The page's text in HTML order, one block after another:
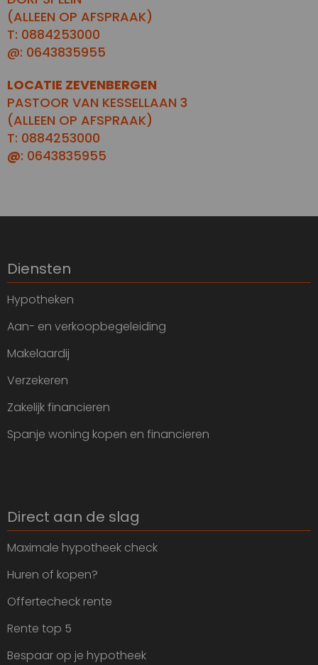
(ALLEEN OP AFSPRAAK)
T: 0884253000
@: 0643835955
LOCATIE ZEVENBERGEN
PASTOOR VAN KESSELLAAN 3
(ALLEEN OP AFSPRAAK)
T: 0884253000
@: 0643835955
Diensten
Hypotheken
Aan- en verkoopbegeleiding
Makelaardij
Verzekeren
Zakelijk financieren
Spanje woning kopen en financieren
Direct aan de slag
Maximale hypotheek check
Huren of kopen?
Offertecheck rente
Rente top 5
Bespaar op je hypotheek